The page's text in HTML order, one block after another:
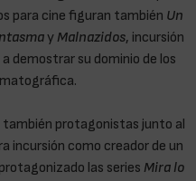
para cine figuran también Un
y Malnazidos, incursión
demostrar su dominio de los
también protagonistas junto al
incursión como creador de un
las series Mira lo